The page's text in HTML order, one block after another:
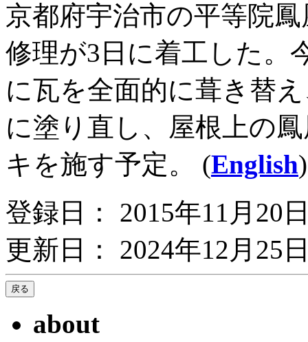
京都府宇治市の平等院
修理が3日に着工した。
に瓦を全面的に葺き替
に塗り直し、屋根上の
キを施す予定。 (English)
登録日： 2015年11月20
更新日： 2024年12月25
about